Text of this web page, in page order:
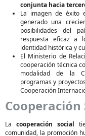
conjunta hacia
La imagen de éxito
generado una
posibilidades del
respuesta eficaz a
identidad histórica y
El Ministerio de
cooperación técnica
modalidad de la
programas y
Cooperación
Cooperación
La cooperación social
comunidad, la promoción